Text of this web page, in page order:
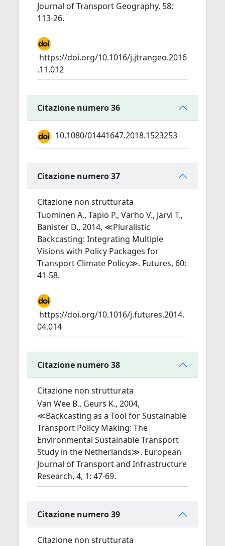
Journal of Transport Geography, 58:
113-26.
https://doi.org/10.1016/j.jtrangeo.2016
.11.012
Citazione numero 36
10.1080/01441647.2018.1523253
Citazione numero 37
Citazione non strutturata
Tuominen A., Tapio P., Varho V., Jarvi T.,
Banister D., 2014, ≪Pluralistic
Backcasting: Integrating Multiple
Visions with Policy Packages for
Transport Climate Policy≫. Futures, 60:
41-58.
https://doi.org/10.1016/j.futures.2014.
04.014
Citazione numero 38
Citazione non strutturata
Van Wee B., Geurs K., 2004,
≪Backcasting as a Tool for Sustainable
Transport Policy Making: The
Environmental Sustainable Transport
Study in the Netherlands≫. European
Journal of Transport and Infrastructure
Research, 4, 1: 47-69.
Citazione numero 39
Citazione non strutturata